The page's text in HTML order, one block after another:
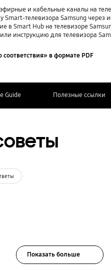
и кабельные каналы на
Smart-телевизора Samsung через
в Smart Hub на телевизоре
инструкцию для телевизора
в формате PDF
Guide Полезные ссылки
Показать больше